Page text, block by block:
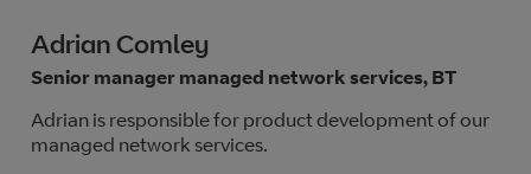
Adrian Comley
Senior manager managed network services, BT
Adrian is responsible for product development of our
managed network services.